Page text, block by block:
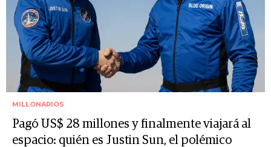
MILLONARIOS
Pagó US$ 28 millones y finalmente viajará al
espacio: quién es Justin Sun, el polémico